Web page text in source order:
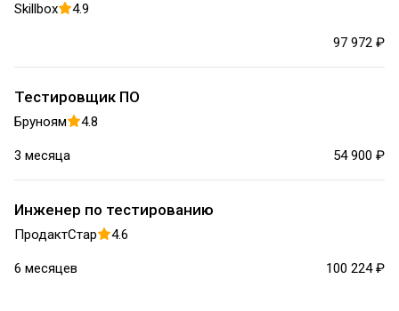
Skillbox 4.9
97 972 ₽
Тестировщик ПО
Бруноям 4.8
3 месяца 54 900 ₽
Инженер по тестированию
ПродактСтар 4.6
6 месяцев 100 224 ₽